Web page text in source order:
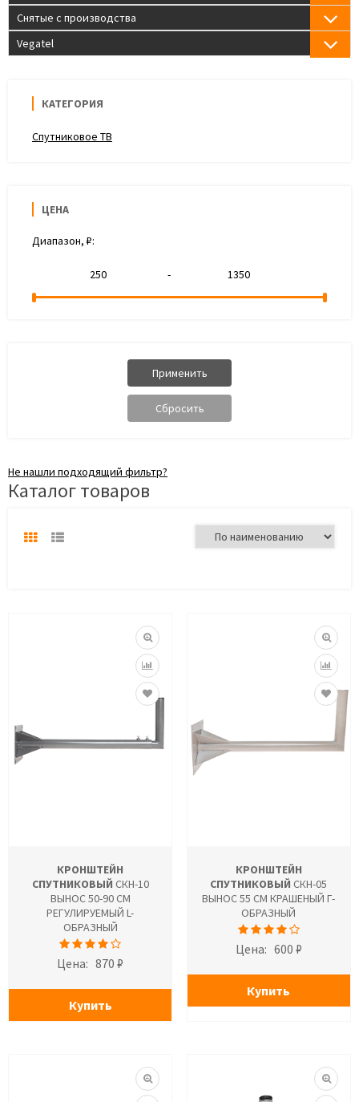
Снятые с производства
Vegatel
КАТЕГОРИЯ
Спутниковое ТВ
ЦЕНА
Диапазон, ₽:
-
Не нашли подходящий фильтр?
Каталог товаров
КРОНШТЕЙН
СПУТНИКОВЫЙ СКН-10
ВЫНОС 50-90 СМ
РЕГУЛИРУЕМЫЙ L-
ОБРАЗНЫЙ
Цена: 870 ₽
Купить
КРОНШТЕЙН
СПУТНИКОВЫЙ СКН-05
ВЫНОС 55 СМ КРАШЕНЫЙ Г-
ОБРАЗНЫЙ
Цена: 600 ₽
Купить